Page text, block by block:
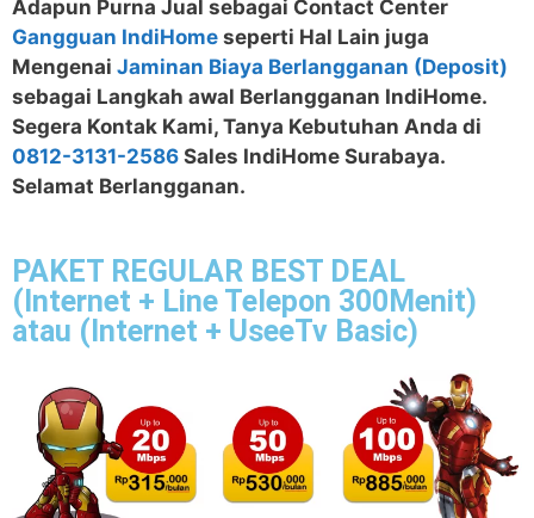
Adapun Purna Jual sebagai Contact Center
Gangguan IndiHome seperti Hal Lain juga
Mengenai Jaminan Biaya Berlangganan (Deposit)
sebagai Langkah awal Berlangganan IndiHome.
Segera Kontak Kami, Tanya Kebutuhan Anda di
0812-3131-2586 Sales IndiHome Surabaya.
Selamat Berlangganan.
PAKET REGULAR BEST DEAL
(Internet + Line Telepon 300Menit)
atau (Internet + UseeTv Basic)